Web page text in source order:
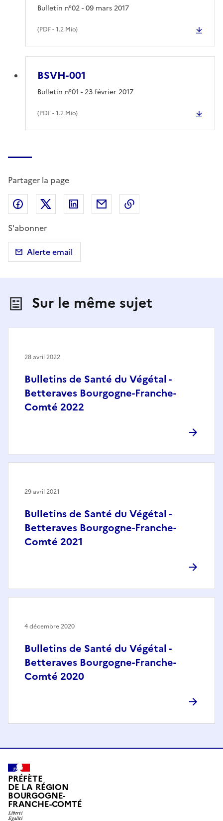
(PDF- 1.2 Mio)
Bulletin n°02 - 09 mars 2017
BSVH-001
(PDF- 1.2 Mio)
Bulletin n°01 - 23 février 2017
Partager la page
Partager sur Facebook
Partager sur X (anciennement Twitter)
Partager sur LinkedIn
Partager par email
S'abonner
Alerte email
Sur le même sujet
Bulletins de Santé du Végétal -
Betteraves Bourgogne-Franche-
Comté 2022
28 avril 2022
Bulletins de Santé du Végétal -
Betteraves Bourgogne-Franche-
Comté 2021
29 avril 2021
Bulletins de Santé du Végétal -
Betteraves Bourgogne-Franche-
Comté 2020
4 décembre 2020
PRÉFÈTE
DE LA RÉGION
BOURGOGNE-
FRANCHE-COMTÉ